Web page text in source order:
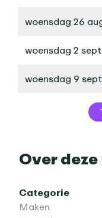
woensdag 26
woensdag 2
woensdag 9
Over
Categorie
Maken